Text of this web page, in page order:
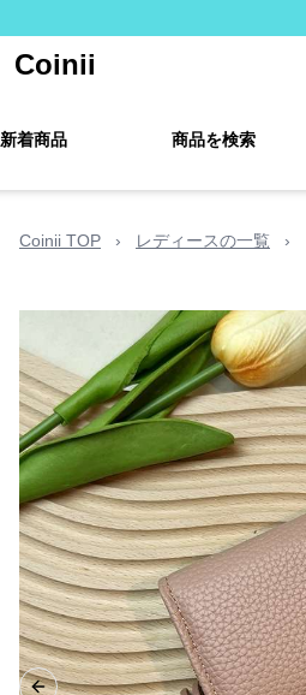
Coinii
新着商品 商品を検索
Coinii TOP › レディースの一覧 ›